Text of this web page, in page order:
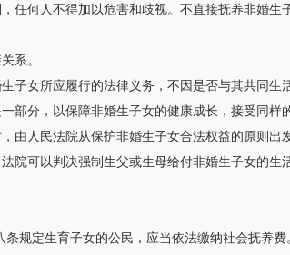
任何人不得加以危害和歧视。不直接抚养非婚
系。
子女所应履行的法律义务，不因是否与其共同生
部分，以保障非婚生子女的健康成长，接受同样
由人民法院从保护非婚生子女合法权益的原则
院可以判决强制生父或生母给付非婚生子女的生
条规定生育子女的公民，应当依法缴纳社会抚养